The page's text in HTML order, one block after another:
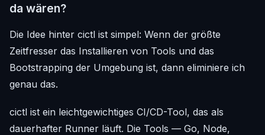
da wären?
Die Idee hinter cictl ist simpel: Wenn der größte
Zeitfresser das Installieren von Tools und das
Bootstrapping der Umgebung ist, dann eliminiere ich
genau das.
cictl ist ein leichtgewichtiges CI/CD-Tool, das als
dauerhafter Runner läuft. Die Tools — Go, Node,